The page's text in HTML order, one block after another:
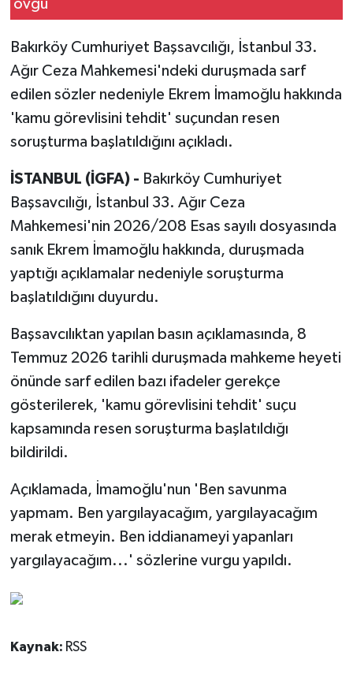
Bakırköy Cumhuriyet Başsavcılığı, İstanbul 33.
Ağır Ceza Mahkemesi'ndeki duruşmada sarf
edilen sözler nedeniyle Ekrem İmamoğlu hakkında
'kamu görevlisini tehdit' suçundan resen
soruşturma başlatıldığını açıkladı.
İSTANBUL (İGFA) - Bakırköy Cumhuriyet
Başsavcılığı, İstanbul 33. Ağır Ceza
Mahkemesi'nin 2026/208 Esas sayılı dosyasında
sanık Ekrem İmamoğlu hakkında, duruşmada
yaptığı açıklamalar nedeniyle soruşturma
başlatıldığını duyurdu.
Başsavcılıktan yapılan basın açıklamasında, 8
Temmuz 2026 tarihli duruşmada mahkeme heyeti
önünde sarf edilen bazı ifadeler gerekçe
gösterilerek, 'kamu görevlisini tehdit' suçu
kapsamında resen soruşturma başlatıldığı
bildirildi.
Açıklamada, İmamoğlu'nun 'Ben savunma
yapmam. Ben yargılayacağım, yargılayacağım
merak etmeyin. Ben iddianameyi yapanları
yargılayacağım...' sözlerine vurgu yapıldı.
Kaynak: RSS